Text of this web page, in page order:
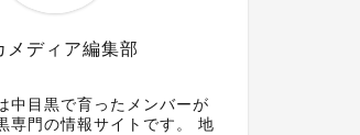
メディア編集部
中目黒で育ったメンバーが
専門の情報サイトです。 地